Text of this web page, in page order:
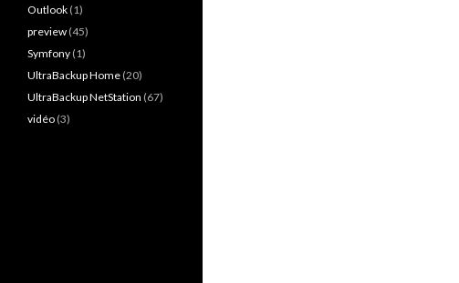
Outlook (1)
preview (45)
Symfony (1)
UltraBackup Home (20)
UltraBackup NetStation (67)
vidéo (3)